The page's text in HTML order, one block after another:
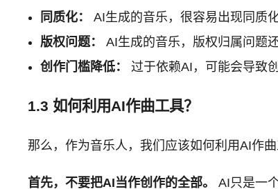
同质化：
AI生成的音乐，很容易出现同质
版权问题：
AI生成的音乐，版权归属问题
创作门槛降低：
过于依赖AI，可能会导致
1.3 如何利用AI作曲工具？
那么，作为音乐人，我们应该如何利用AI作曲
首先，不要把AI当作创作的全部。
AI只是一